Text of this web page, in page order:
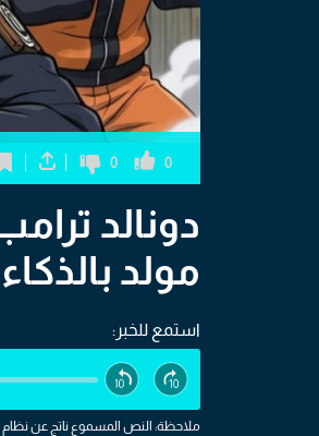
0
0
دونالد
مولد
استمع للخبر:
ملاحظة: النص المسموع ناتج عن نظام